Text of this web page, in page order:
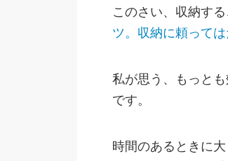
このさい、収納す
ツ。収納に頼って
私が思う、もっとも
です。
時間のあるときに